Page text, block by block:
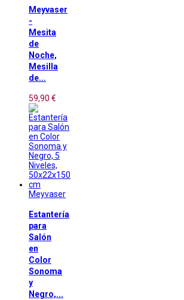
Meyvaser
-
Mesita
de
Noche,
Mesilla
de...
59,90 €
Meyvaser
Estantería
para
Salón
en
Color
Sonoma
y
Negro,...